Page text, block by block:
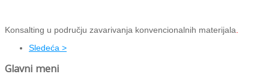
Konsalting u području zavarivanja konvencionalnih materijala
Sledeća >
Glavni meni